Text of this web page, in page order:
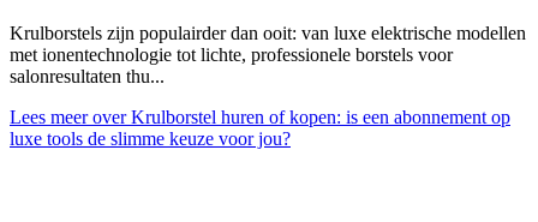
Krulborstels zijn populairder dan ooit: van luxe elektrische modellen
met ionentechnologie tot lichte, professionele borstels voor
salonresultaten thu...
Lees meerover Krulborstel huren of kopen: is een abonnement op
luxe tools de slimme keuze voor jou?